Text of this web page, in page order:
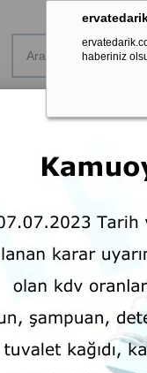
haberiniz
Temizlik Sarf